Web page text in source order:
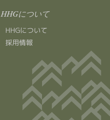
HHGについて
HHGについて
採用情報